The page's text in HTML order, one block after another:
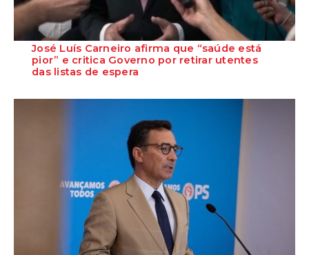
José Luís Carneiro afirma que “saúde está
pior” e critica Governo por retirar utentes
das listas de espera